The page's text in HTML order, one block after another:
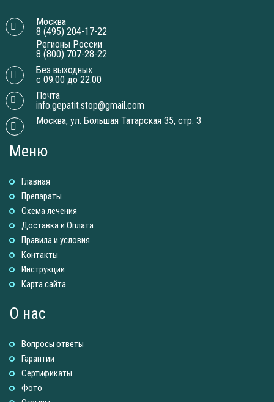
Москва
8 (495) 204-17-22
Регионы России
8 (800) 707-28-22
Без выходных
с 09:00 до 22:00
Почта
info.gepatit.stop@gmail.com
Москва, ул. Большая Татарская 35, стр. 3
Меню
Главная
Препараты
Схема лечения
Доставка и Оплатa
Правила и условия
Контакты
Инструкции
Карта сайта
О нас
Вопросы ответы
Гарантии
Сертификаты
Фото